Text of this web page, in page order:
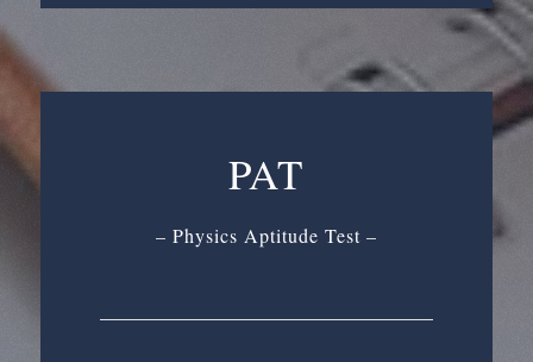
PAT
– Physics Aptitude Test –